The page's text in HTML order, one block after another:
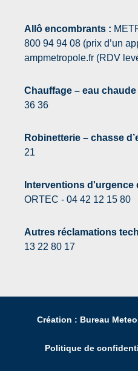
Allô encombrants :
800 94 94 08 (prix d’un
ampmetropole.fr (RDV
Chauffage – eau chaude
36 36
Robinetterie – chasse
21
Interventions d'urgence
ORTEC - 04 42 12 15 80
Autres réclamations
13 22 80 17
Création : Bureau
Politique de